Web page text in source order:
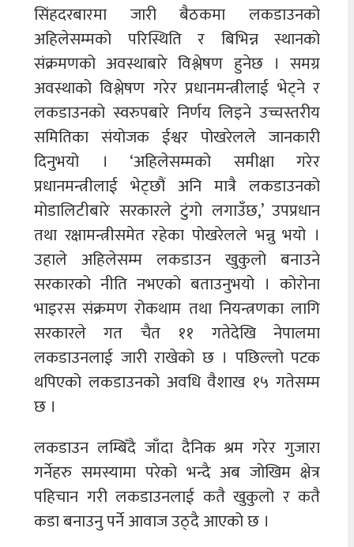
सिंहदरबारमा जारी बैठकमा लकडाउनको
अहिलेसम्मको परिस्थिति र बिभिन्न स्थानको
संक्रमणको अवस्थाबारे विश्लेषण हुनेछ । समग्र
अवस्थाको विश्लेषण गरेर प्रधानमन्त्रीलाई भेट्ने र
लकडाउनको स्वरुपबारे निर्णय लिइने उच्चस्तरीय
समितिका संयोजक ईश्वर पोखरेलले जानकारी
दिनुभयो । ‘अहिलेसम्मको समीक्षा गरेर
प्रधानमन्त्रीलाई भेट्छौं अनि मात्रै लकडाउनको
मोडालिटीबारे सरकारले टुंगो लगाउँछ,’ उपप्रधान
तथा रक्षामन्त्रीसमेत रहेका पोखरेलले भन्नु भयो ।
उहाले अहिलेसम्म लकडाउन खुकुलो बनाउने
सरकारको नीति नभएको बताउनुभयो । कोरोना
भाइरस संक्रमण रोकथाम तथा नियन्त्रणका लागि
सरकारले गत चैत ११ गतेदेखि नेपालमा
लकडाउनलाई जारी राखेको छ । पछिल्लो पटक
थपिएको लकडाउनको अवधि वैशाख १५ गतेसम्म
छ ।
लकडाउन लम्बिँदै जाँदा दैनिक श्रम गरेर गुजारा
गर्नेहरु समस्यामा परेको भन्दै अब जोखिम क्षेत्र
पहिचान गरी लकडाउनलाई कतै खुकुलो र कतै
कडा बनाउनु पर्ने आवाज उठ्दै आएको छ ।